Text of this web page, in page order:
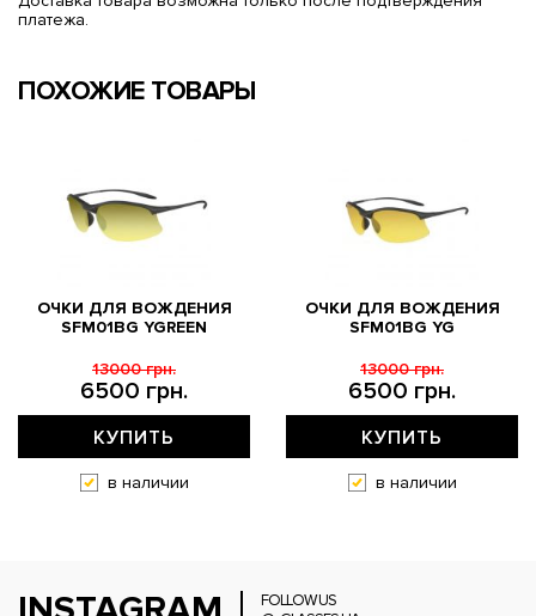
платежа.
ПОХОЖИЕ ТОВАРЫ
ОЧКИ ДЛЯ ВОЖДЕНИЯ
SFM01BG YGREEN
6500 грн.
13000 грн.
КУПИТЬ
в наличии
ОЧКИ ДЛЯ ВОЖДЕНИЯ
SFM01BG YG
6500 грн.
13000 грн.
КУПИТЬ
в наличии
FOLLOW US